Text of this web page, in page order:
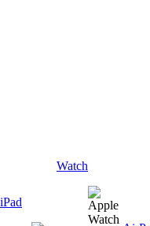
iPad
Watch